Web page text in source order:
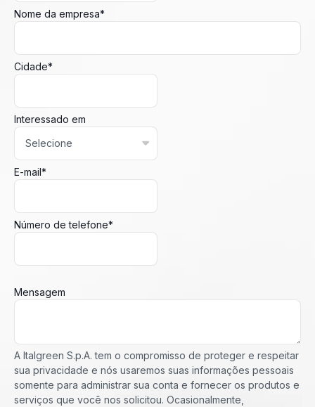
Nome da empresa*
Cidade*
Interessado em
E-mail*
Número de telefone*
Mensagem
A Italgreen S.p.A. tem o compromisso de proteger e respeitar
sua privacidade e nós usaremos suas informações pessoais
somente para administrar sua conta e fornecer os produtos e
serviços que você nos solicitou. Ocasionalmente,